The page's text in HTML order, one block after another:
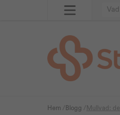
Hem / Blogg / Mullvad: